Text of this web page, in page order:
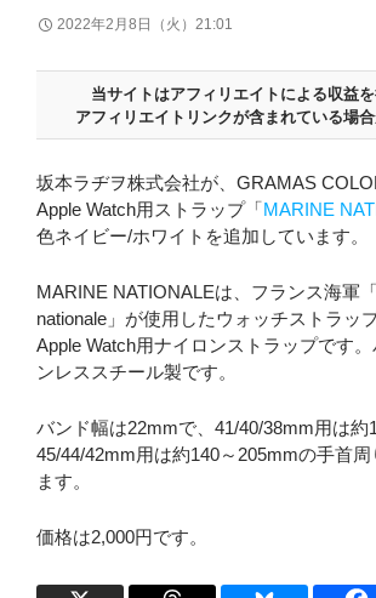
2022年2月8日（火）21:01
当サイトはアフィリエイトによる収益を
アフィリエイトリンクが含まれている場合
坂本ラヂヲ株式会社が、GRAMAS
Apple Watch用ストラップ「MARINE
色ネイビー/ホワイトを追加しています。
MARINE NATIONALEは、フランス海軍
nationale」が使用したウォッチストラッ
Apple Watch用ナイロンストラップです
ンレススチール製です。
バンド幅は22mmで、41/40/38mm用は約
45/44/42mm用は約140～205mmの手首
ます。
価格は2,000円です。